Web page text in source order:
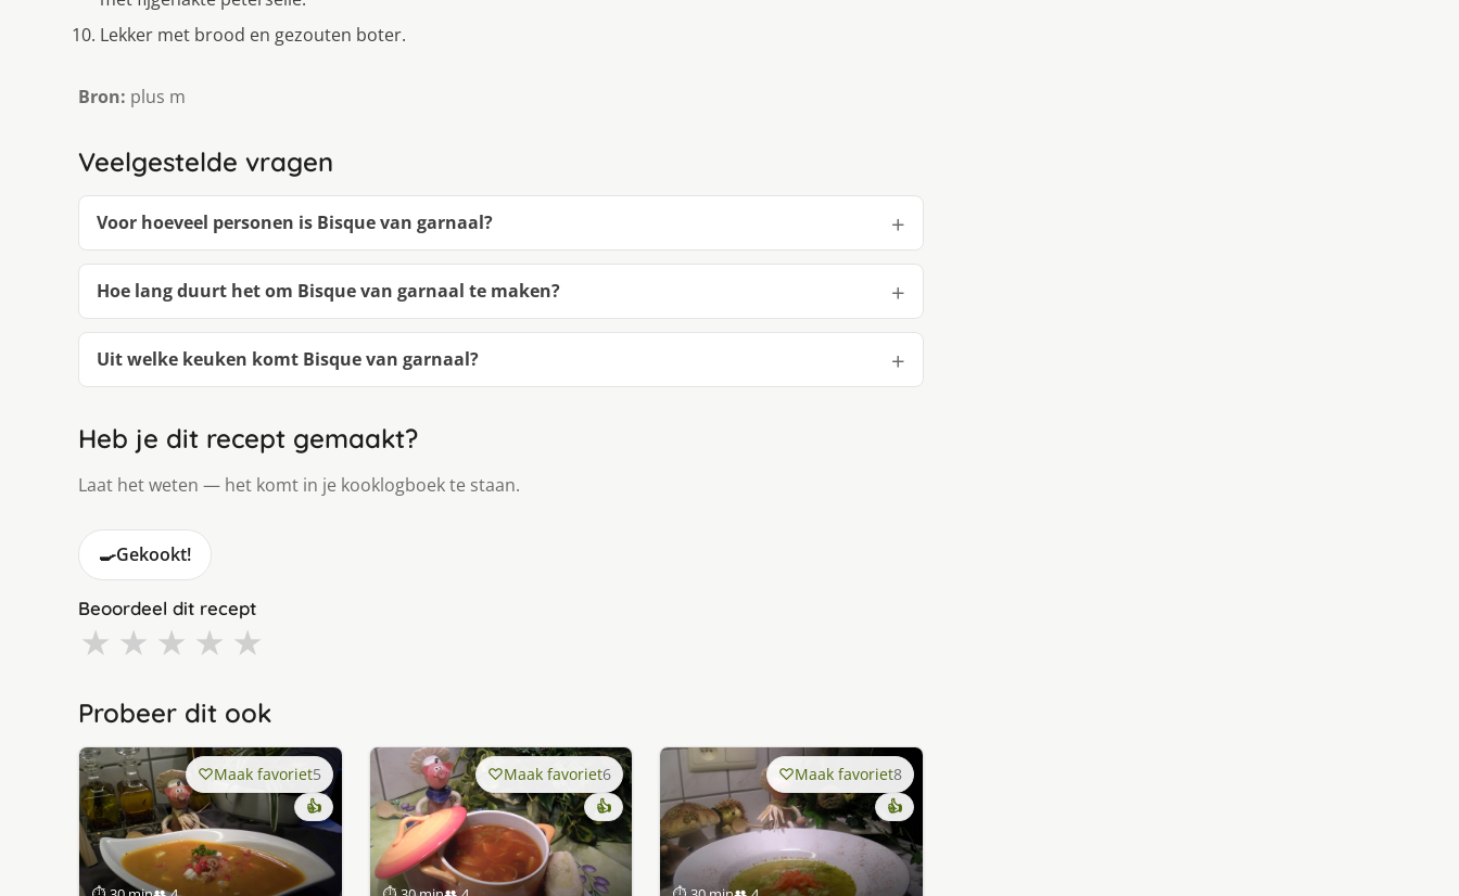
Lekker met brood en gezouten boter.
Bron: plus m
Veelgestelde vragen
Voor hoeveel personen is Bisque van garnaal?
Hoe lang duurt het om Bisque van garnaal te maken?
Uit welke keuken komt Bisque van garnaal?
Heb je dit recept gemaakt?
Laat het weten — het komt in je kooklogboek te staan.
🍳Gekookt!
Beoordeel dit recept
★ ★ ★ ★ ★
Probeer dit ook
Maak favoriet5
👍
Maak favoriet6
👍
Maak favoriet8
👍